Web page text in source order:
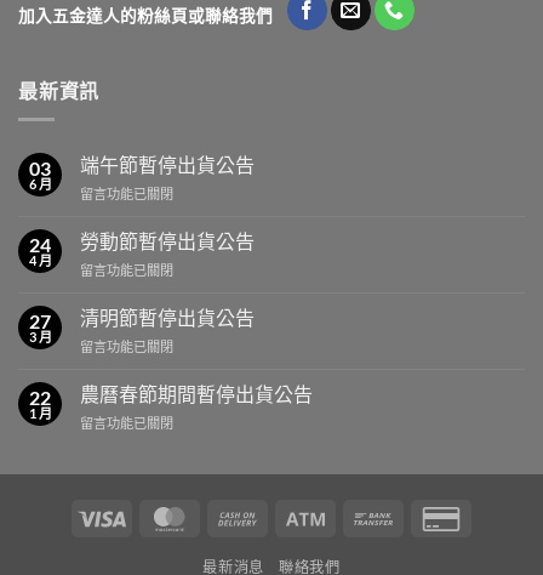
加入五金達人的粉絲頁或聯絡我們
最新資訊
03
6 月
端午節暫停出貨公告
在
午
節
暫
出
貨
公
中
留言功能已關閉
24
4 月
勞動節暫停出貨公告
在
動
節
暫
出
貨
公
中
留言功能已關閉
27
3 月
清明節暫停出貨公告
在
明
節
暫
公
告〉
留言功能已關閉
22
1 月
農曆春節期間暫停出貨公告
在
期
留言功能已關閉
Visa MasterCardCash
Atm
Bank
最新消息 聯絡我們